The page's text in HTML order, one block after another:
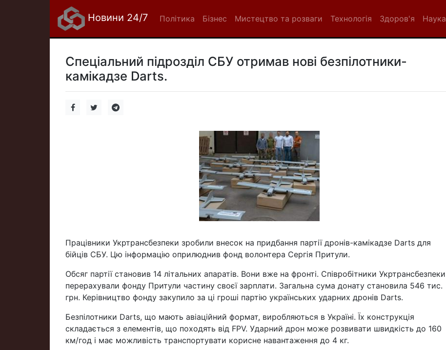
Новини 24/7 Політика Бізнес Мистецтво та розваги Технологія Здоров'я Наука
Спеціальний підрозділ СБУ отримав нові безпілотники-
камікадзе Darts.
Працівники Укртрансбезпеки зробили внесок на придбання партії дронів-камікадзе Darts для
бійців СБУ. Цю інформацію оприлюднив фонд волонтера Сергія Притули.
Обсяг партії становив 14 літальних апаратів. Вони вже на фронті. Співробітники Укртрансбезпеки
перерахували фонду Притули частину своєї зарплати. Загальна сума донату становила 546 тис.
грн. Керівництво фонду закупило за ці гроші партію українських ударних дронів Darts.
Безпілотники Darts, що мають авіаційний формат, виробляються в Україні. Їх конструкція
складається з елементів, що походять від FPV. Ударний дрон може розвивати швидкість до 160
км/год і має можливість транспортувати корисне навантаження до 4 кг.